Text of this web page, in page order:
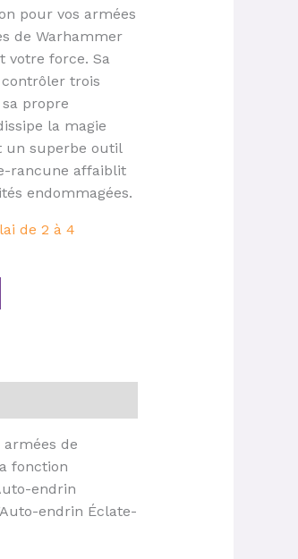
pour vos armées
de Warhammer
votre force. Sa
trois
propre
la magie
un superbe outil
rancune affaiblit
endommagées.
de 2 à 4
de
fonction
endrin
endrin Éclate-